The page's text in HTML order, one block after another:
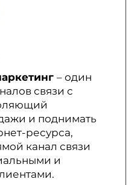
– один
связи с
и поднимать
ресурса,
канал связи
и